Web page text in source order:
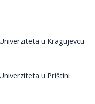
u Kragujevcu
u Prištini